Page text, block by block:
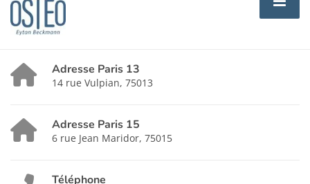
Adresse Paris 13
14 rue Vulpian, 75013
Adresse Paris 15
6 rue Jean Maridor, 75015
Téléphone